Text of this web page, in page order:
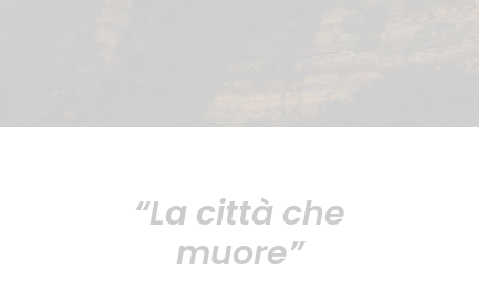
“La città che
muore”